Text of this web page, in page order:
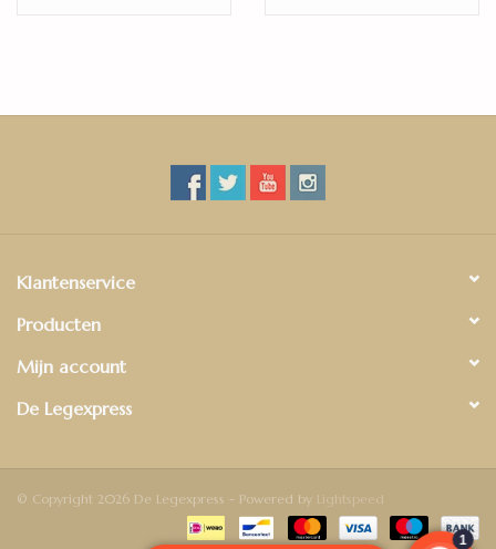
Klantenservice
Producten
Mijn account
De Legexpress
© Copyright 2026 De Legexpress - Powered by Lightspeed